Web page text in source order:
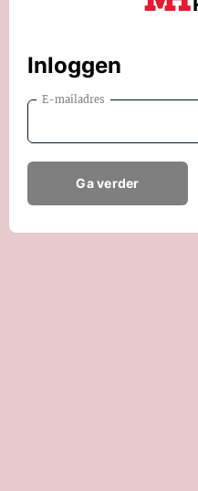
Inloggen
E-mailadres
Ga verder